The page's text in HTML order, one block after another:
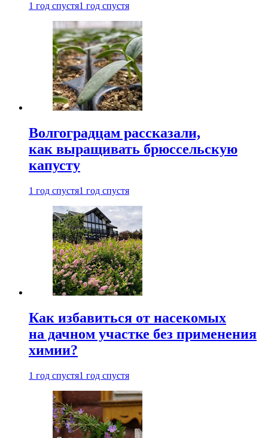
1 год спустя1 год спустя
Волгоградцам рассказали,
как выращивать брюссельскую
капусту
1 год спустя1 год спустя
Как избавиться от насекомых
на дачном участке без применения
химии?
1 год спустя1 год спустя